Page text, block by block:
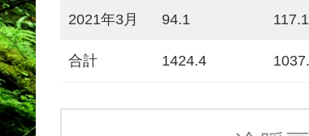
2021年3月 94.1 117.1
合計 1424.4